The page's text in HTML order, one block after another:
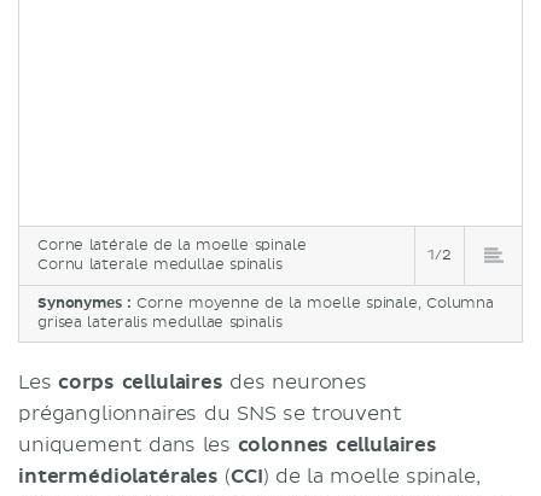
Corne latérale de la moelle spinale
Cornu laterale medullae spinalis
1/2
Synonymes :Corne moyenne de la moelle spinale, Columna
grisea lateralis medullae spinalis
Les corps cellulaires des neurones
préganglionnaires du SNS se trouvent
uniquement dans les colonnes cellulaires
intermédiolatérales (CCI) de la moelle spinale,